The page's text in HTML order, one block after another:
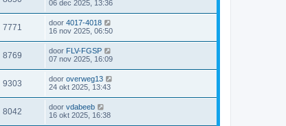
06 dec 2025, 13:36
7771 door 4017-4018
16 nov 2025, 06:50
8769 door FLV-FGSP
07 nov 2025, 16:09
9303 door overweg13
24 okt 2025, 13:43
8042 door vdabeeb
16 okt 2025, 16:38